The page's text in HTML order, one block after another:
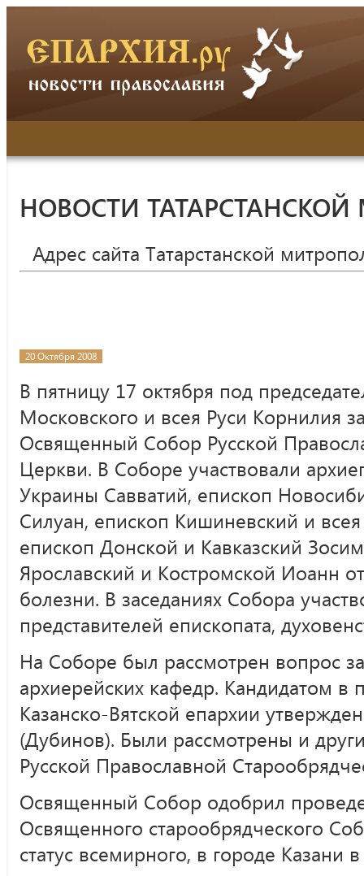
НОВОСТИ
Адрес сайта Татарстанской
20 Октября 2008
В пятницу 17 октября под
Московского и всея Руси Корнилия
Освященный Собор Русской
Церкви. В Соборе участвовали
Украины Савватий, епископ
Силуан, епископ Кишиневский и
епископ Донской и Кавказский
Ярославский и Костромской Иоанн
болезни. В заседаниях Собора
представителей епископата,
На Соборе был рассмотрен вопрос
архиерейских кафедр. Кандидатом в
Казанско-Вятской епархии
(Дубинов). Были рассмотрены и
Русской Православной
Освященный Собор одобрил
Освященного старообрядческого
статус всемирного, в городе Казани